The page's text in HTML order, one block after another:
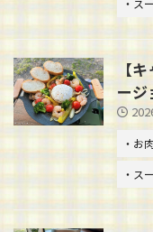
・ス
【
ージ
・お
・ス